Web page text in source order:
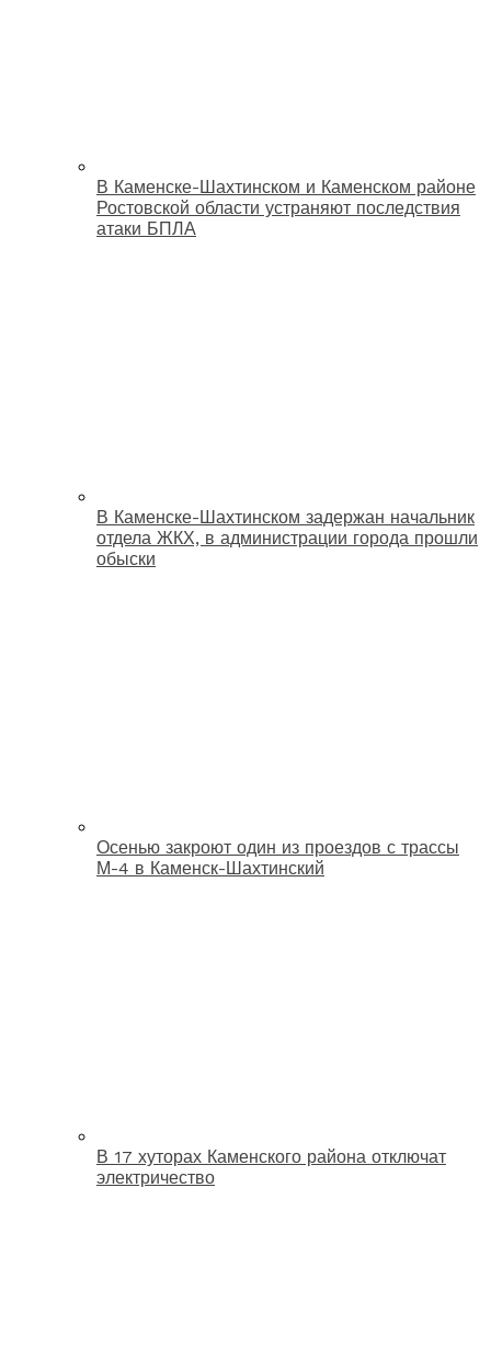
В Каменске-Шахтинском и Каменском районе
Ростовской области устраняют последствия
атаки БПЛА
В Каменске-Шахтинском задержан начальник
отдела ЖКХ, в администрации города прошли
обыски
Осенью закроют один из проездов с трассы
М-4 в Каменск-Шахтинский
В 17 хуторах Каменского района отключат
электричество